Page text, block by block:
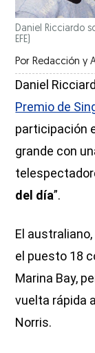
Daniel Ricciardo
EFE)
Por Redacción y
Daniel
Premio de
participación
grande con
del día”.
El
el puesto 18
Marina Bay,
vuelta rápida
Norris.